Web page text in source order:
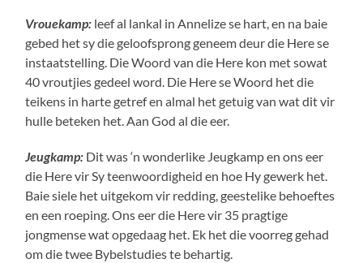
Vrouekamp: leef al lankal in Annelize se hart, en na baie
gebed het sy die geloofsprong geneem deur die Here se
instaatstelling. Die Woord van die Here kon met sowat
40 vroutjies gedeel word. Die Here se Woord het die
teikens in harte getref en almal het getuig van wat dit vir
hulle beteken het. Aan God al die eer.
Jeugkamp: Dit was ‘n wonderlike Jeugkamp en ons eer
die Here vir Sy teenwoordigheid en hoe Hy gewerk het.
Baie siele het uitgekom vir redding, geestelike behoeftes
en een roeping. Ons eer die Here vir 35 pragtige
jongmense wat opgedaag het. Ek het die voorreg gehad
om die twee Bybelstudies te behartig.